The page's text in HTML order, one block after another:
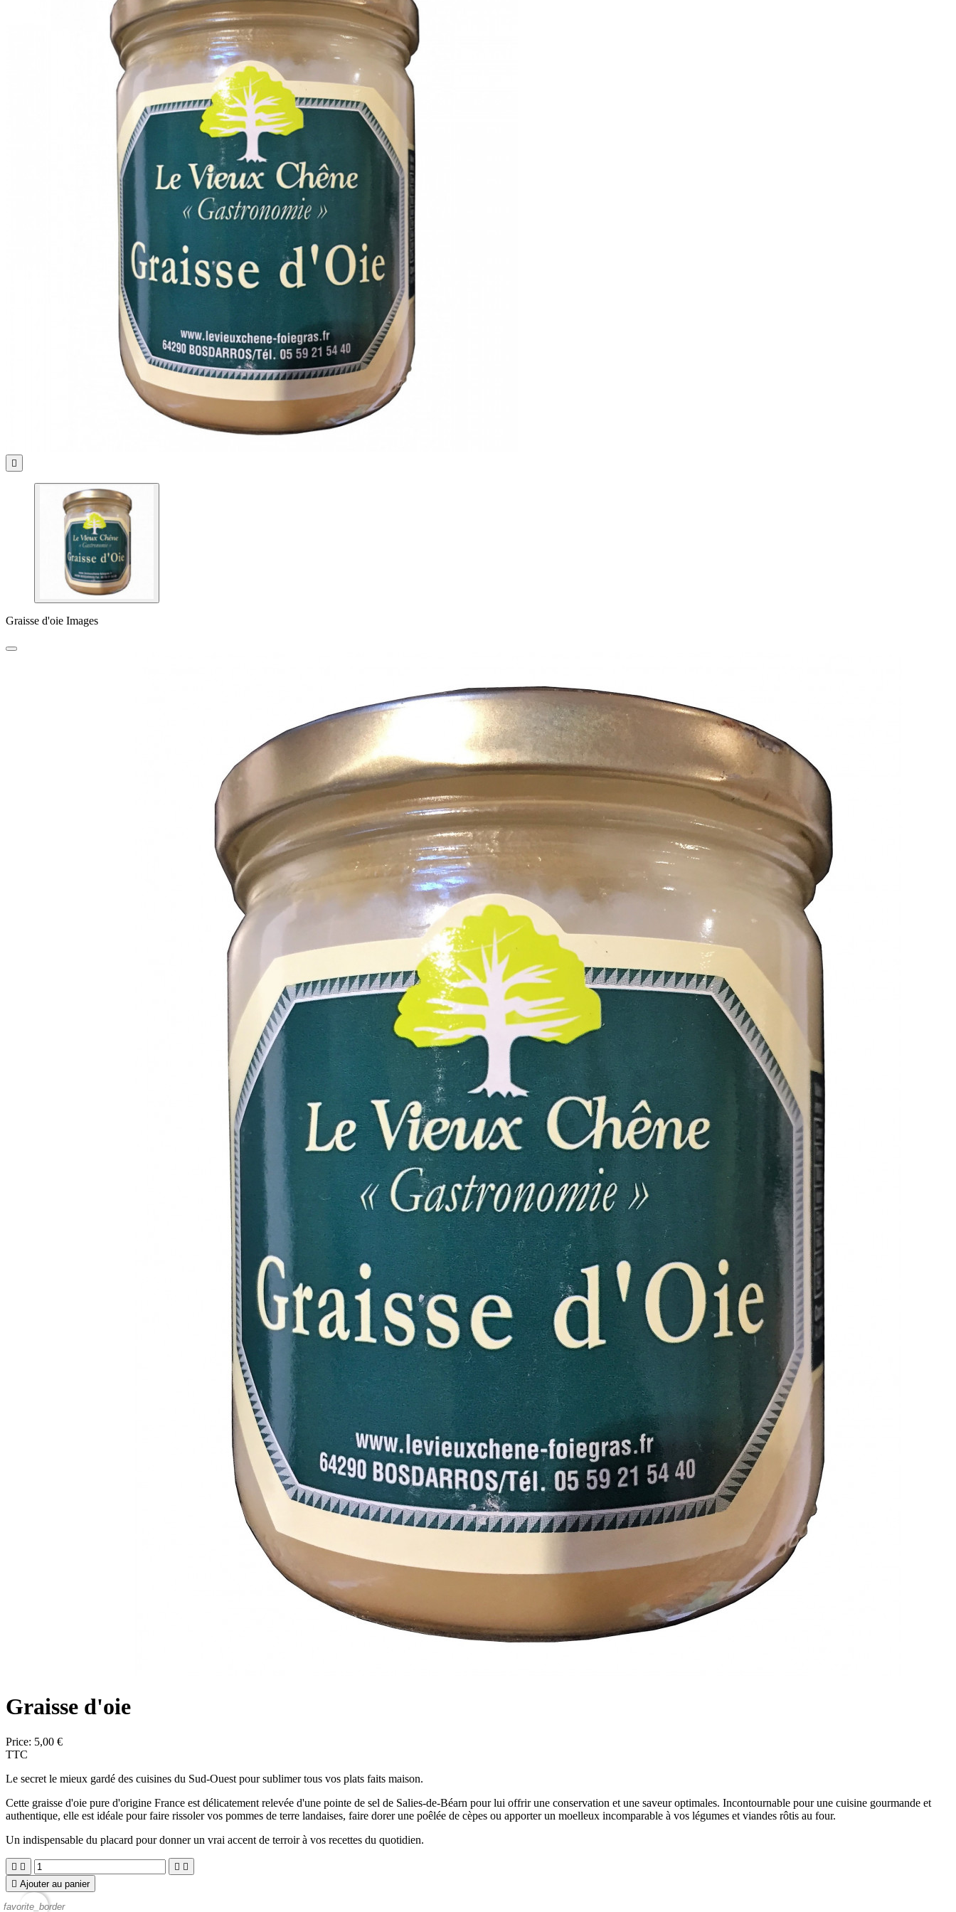

Graisse d'oie Images
Graisse d'oie
Price: 5,00 €
TTC
Le secret le mieux gardé des cuisines du Sud-Ouest pour sublimer tous vos plats faits maison.
Cette graisse d'oie pure d'origine France est délicatement relevée d'une pointe de sel de Salies-de-Béarn pour lui offrir une conservation et une saveur optimales. Incontournable pour une cuisine gourmande et
authentique, elle est idéale pour faire rissoler vos pommes de terre landaises, faire dorer une poêlée de cèpes ou apporter un moelleux incomparable à vos légumes et viandes rôtis au four.
Un indispensable du placard pour donner un vrai accent de terroir à vos recettes du quotidien.
   
 Ajouter au panier
favorite_border